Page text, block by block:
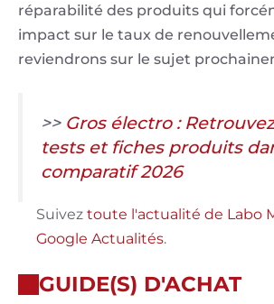
réparabilité des produits qui
impact sur le taux de
reviendrons sur le sujet
>> Gros électro :
tests et fiches produits
comparatif 2026
Suivez toute l'actualité de Labo
Google Actualités.
GUIDE(S) D'ACHAT